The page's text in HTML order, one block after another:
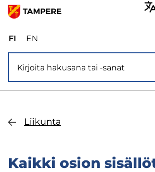
Hyppää
FIValitse
sivuston
kieli:
suomi
ENSelect
site
language:
Lii­kun­ta
Kaik­ki osion